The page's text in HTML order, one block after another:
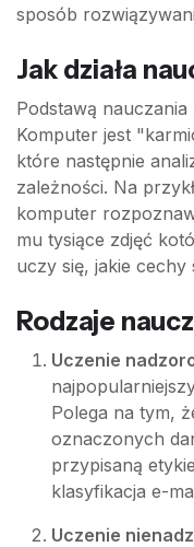
sposób
Jak działa
Podstawą
Komputer jest
które następnie
zależności. Na
komputer
mu tysiące zdjęć
uczy się, jakie
Rodzaje
Uczenie
Polega na tym,
oznaczonych
przypisaną
klasyfikacja e-
Uczenie